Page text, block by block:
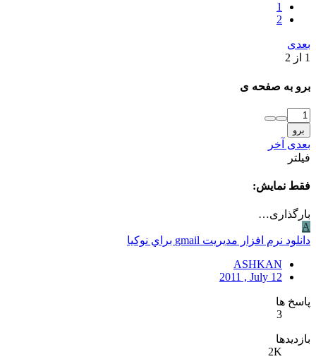
1
2
بعدی
1 از 2
برو به صفحه ی
برو
بعدی آخر
فیلتر
فقط نمایش:
بارگذاری…
A
دانلود نرم افزار مديريت gmail براي نوكيا
ASHKAN
2011 , July 12
پاسخ ها
3
بازدیدها
2K